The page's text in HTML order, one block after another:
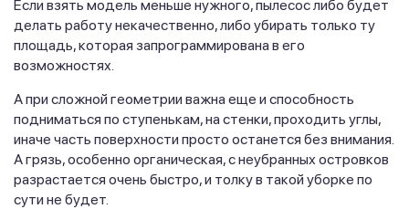
Если взять модель меньше нужного, пылесос либо будет
делать работу некачественно, либо убирать только ту
площадь, которая запрограммирована в его
возможностях.
А при сложной геометрии важна еще и способность
подниматься по ступенькам, на стенки, проходить углы,
иначе часть поверхности просто останется без внимания.
А грязь, особенно органическая, с неубранных островков
разрастается очень быстро, и толку в такой уборке по
сути не будет.